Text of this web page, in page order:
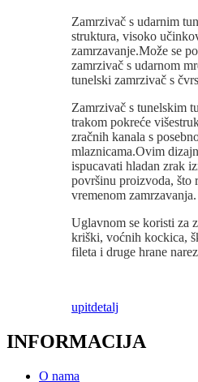
Zamrzivač s udarnim
struktura, visoko
zamrzavanje.Može se
zamrzivač s udarnom
tunelski zamrzivač s
Zamrzivač s tunelskim
trakom pokreće
zračnih kanala s
mlaznicama.Ovim
ispucavati hladan zrak
površinu proizvoda, što
vremenom zamrzavanja.
Uglavnom se koristi za
kriški, voćnih kockica,
fileta i druge hrane
upitdetalj
INFORMACIJA
O nama